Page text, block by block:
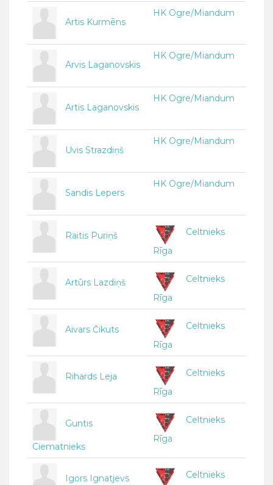
Artis Kurmēns
HK Ogre/Miandum
Arvis Laganovskis
HK Ogre/Miandum
Artis Laganovskis
HK Ogre/Miandum
Uvis Strazdiņš
HK Ogre/Miandum
Sandis Lepers
HK Ogre/Miandum
Raitis Puriņš
Celtnieks
Rīga
Artūrs Lazdiņš
Celtnieks
Rīga
Aivars Čikuts
Celtnieks
Rīga
Rihards Leja
Celtnieks
Rīga
Guntis
Ciematnieks
Celtnieks
Rīga
Igors Ignatjevs
Celtnieks